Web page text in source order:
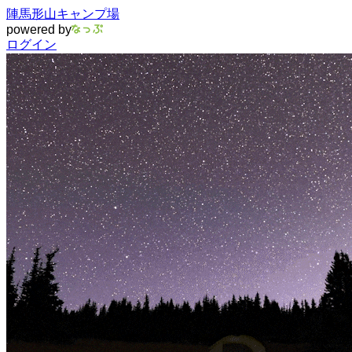
陣馬形山キャンプ場
powered by
ログイン